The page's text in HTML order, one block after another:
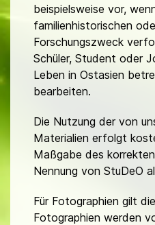
beispielsweise vor,
familienhistorischen
Forschungszweck
Schüler, Student oder
Leben in Ostasien
bearbeiten.
Die Nutzung der von
Materialien erfolgt
Maßgabe des
Nennung von StuDeO
Für Fotographien gilt
Fotographien werden